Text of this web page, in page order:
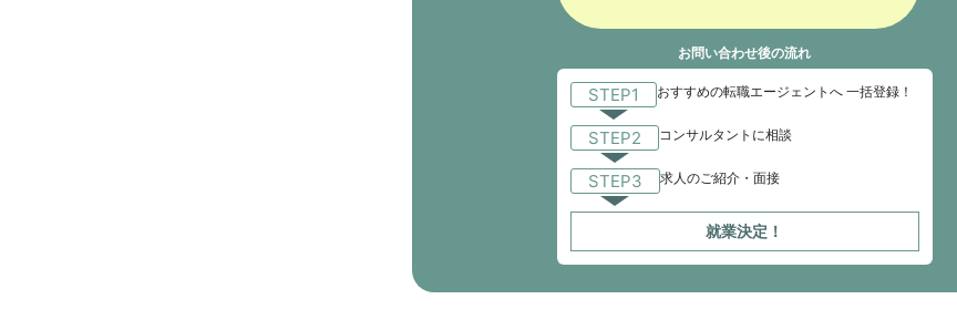
お問い合わせ後の流れ
STEP1 おすすめの転職エージェントへ 一括登録！
STEP2 コンサルタントに相談
STEP3 求人のご紹介・面接
就業決定！